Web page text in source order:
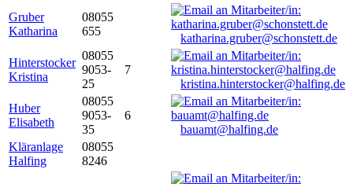
Gruber
Katharina
08055
655
katharina.gruber@schonstett.de
Hinterstocker
Kristina
08055
9053-
25
7
kristina.hinterstocker@halfing.de
Huber
Elisabeth
08055
9053-
35
6
bauamt@halfing.de
Kläranlage
Halfing
08055
8246